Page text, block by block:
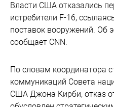
Власти США отказались
истребители F-16,
поставок вооружений. Об
сообщает CNN.
По словам координатора
коммуникаций Совета
США Джона Кирби, отказ